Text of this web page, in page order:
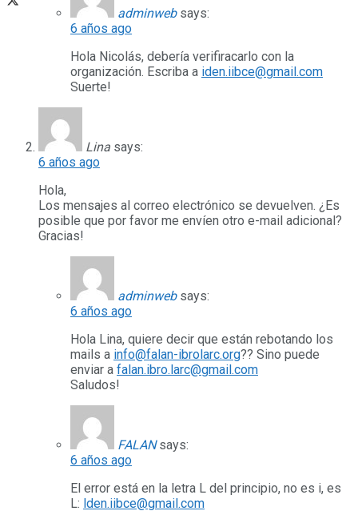
adminweb says:
6 años ago
Hola Nicolás, debería verifiracarlo con la
organización. Escriba a iden.iibce@gmail.com
Suerte!
Lina says:
6 años ago
Hola,
Los mensajes al correo electrónico se devuelven. ¿Es
posible que por favor me envíen otro e-mail adicional?
Gracias!
adminweb says:
6 años ago
Hola Lina, quiere decir que están rebotando los
mails a info@falan-ibrolarc.org?? Sino puede
enviar a falan.ibro.larc@gmail.com
Saludos!
FALAN says:
6 años ago
El error está en la letra L del principio, no es i, es
L: lden.iibce@gmail.com